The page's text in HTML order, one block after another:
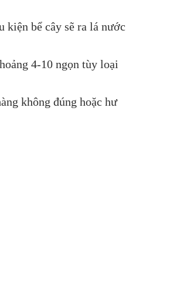
kiện bể cây sẽ ra lá nước
4-10 ngọn tùy loại
không đúng hoặc hư